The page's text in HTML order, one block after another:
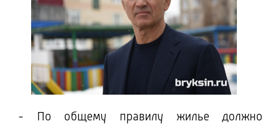
- По общему правилу жилье должно